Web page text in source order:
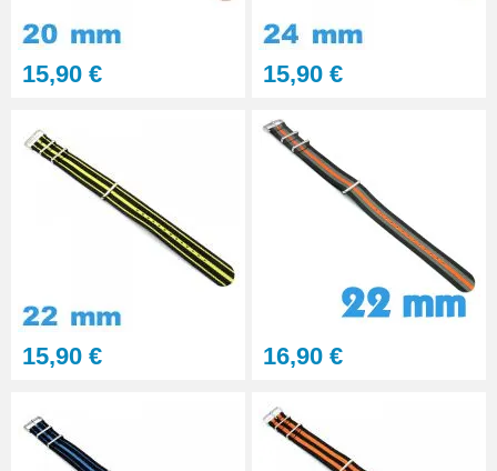
Interchangeable
Kit Réparation Montre
Multifonction
23,90 €
15,90 € 15,90 €
15,90 € 16,90 €